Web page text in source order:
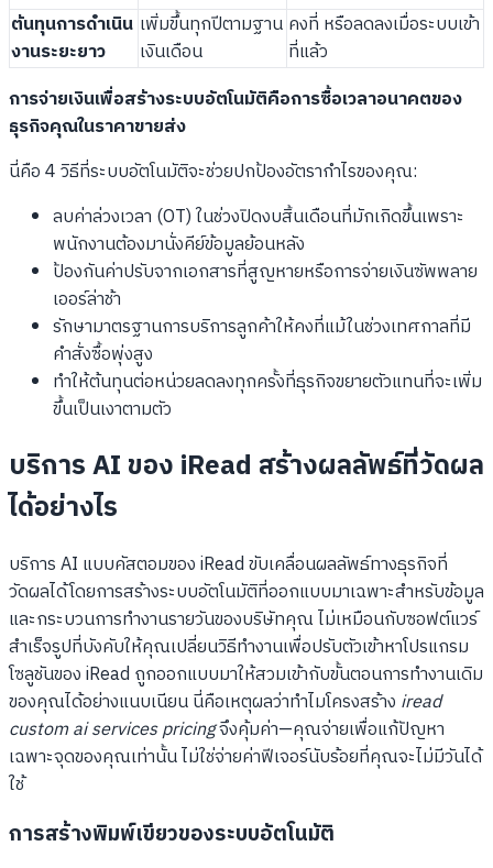
ต้นทุนการดำเนิน
งานระยะยาว
เพิ่มขึ้นทุกปีตามฐาน
เงินเดือน
คงที่ หรือลดลงเมื่อระบบเข้า
ที่แล้ว
การจ่ายเงินเพื่อสร้างระบบอัตโนมัติคือการซื้อเวลาอนาคตของ
ธุรกิจคุณในราคาขายส่ง
นี่คือ 4 วิธีที่ระบบอัตโนมัติจะช่วยปกป้องอัตรากำไรของคุณ:
ลบค่าล่วงเวลา (OT) ในช่วงปิดงบสิ้นเดือนที่มักเกิดขึ้นเพราะ
พนักงานต้องมานั่งคีย์ข้อมูลย้อนหลัง
ป้องกันค่าปรับจากเอกสารที่สูญหายหรือการจ่ายเงินซัพพลาย
เออร์ล่าช้า
รักษามาตรฐานการบริการลูกค้าให้คงที่แม้ในช่วงเทศกาลที่มี
คำสั่งซื้อพุ่งสูง
ทำให้ต้นทุนต่อหน่วยลดลงทุกครั้งที่ธุรกิจขยายตัวแทนที่จะเพิ่ม
ขึ้นเป็นเงาตามตัว
บริการ AI ของ iRead สร้างผลลัพธ์ที่วัดผล
ได้อย่างไร
บริการ AI แบบคัสตอมของ iRead ขับเคลื่อนผลลัพธ์ทางธุรกิจที่
วัดผลได้โดยการสร้างระบบอัตโนมัติที่ออกแบบมาเฉพาะสำหรับข้อมูล
และกระบวนการทำงานรายวันของบริษัทคุณ ไม่เหมือนกับซอฟต์แวร์
สำเร็จรูปที่บังคับให้คุณเปลี่ยนวิธีทำงานเพื่อปรับตัวเข้าหาโปรแกรม
โซลูชันของ iRead ถูกออกแบบมาให้สวมเข้ากับขั้นตอนการทำงานเดิม
ของคุณได้อย่างแนบเนียน นี่คือเหตุผลว่าทำไมโครงสร้าง iread
custom ai services pricingจึงคุ้มค่า—คุณจ่ายเพื่อแก้ปัญหา
เฉพาะจุดของคุณเท่านั้น ไม่ใช่จ่ายค่าฟีเจอร์นับร้อยที่คุณจะไม่มีวันได้
ใช้
การสร้างพิมพ์เขียวของระบบอัตโนมัติ